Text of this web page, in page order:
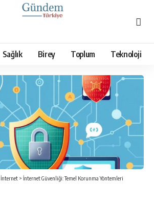
Sağlık Birey Toplum Teknoloji
İnternet > İnternet Güvenliği: Temel Korunma Yöntemleri